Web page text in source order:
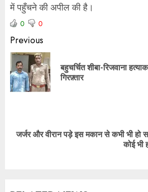
में पहुँचने की अपील की है।
0 0
Previous
बहुचर्चित शीबा-रिजवाना
गिरफ़्तार
जर्जर और वीरान पड़े इस मकान से कभी भी हो
कोई भी